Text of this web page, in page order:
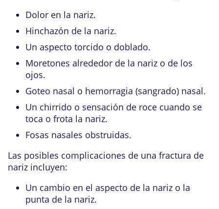
Dolor en la nariz.
Hinchazón de la nariz.
Un aspecto torcido o doblado.
Moretones alrededor de la nariz o de los
ojos.
Goteo nasal o hemorragia (sangrado) nasal.
Un chirrido o sensación de roce cuando se
toca o frota la nariz.
Fosas nasales obstruidas.
Las posibles complicaciones de una fractura de
nariz incluyen:
Un cambio en el aspecto de la nariz o la
punta de la nariz.